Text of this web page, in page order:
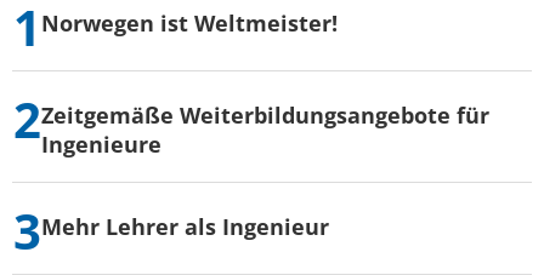
Norwegen ist Weltmeister!
Zeitgemäße Weiterbildungsangebote für
Ingenieure
Mehr Lehrer als Ingenieur